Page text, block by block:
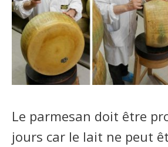
Le parmesan doit être
jours car le lait ne peut